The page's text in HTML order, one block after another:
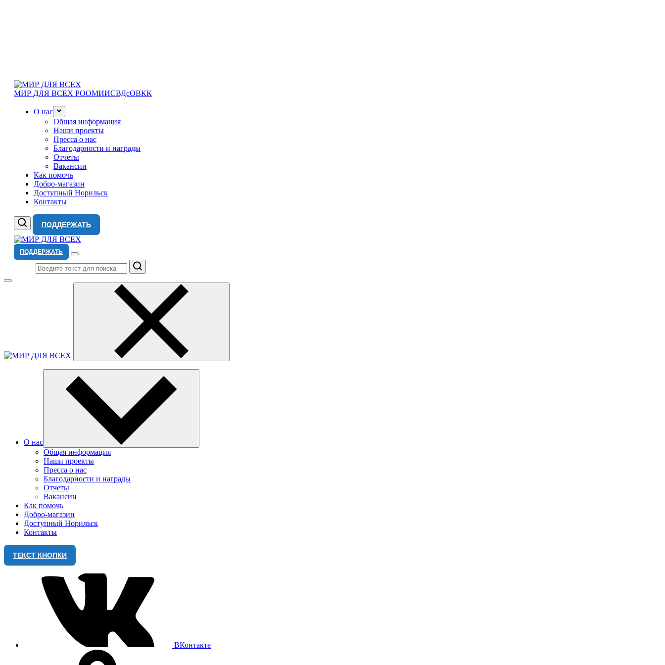
МИР ДЛЯ ВСЕХ РООМИИСВДсОВКК
О нас
Общая информация
Наши проекты
Пресса о нас
Благодарности и награды
Отчеты
Вакансии
Как помочь
Добро-магазин
Доступный Норильск
Контакты
ПОДДЕРЖАТЬ
ПОДДЕРЖАТЬ
Поиск
О нас
Общая информация
Наши проекты
Пресса о нас
Благодарности и награды
Отчеты
Вакансии
Как помочь
Добро-магазин
Доступный Норильск
Контакты
ТЕКСТ КНОПКИ
ВКонтакте